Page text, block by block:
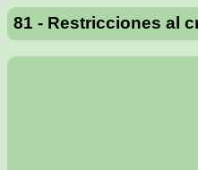
81 - Restricciones al